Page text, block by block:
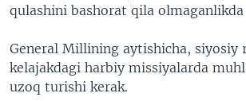
qulashini bashorat qila olmaganlikda
General Millining aytishicha, siyosiy
kelajakdagi harbiy missiyalarda
uzoq turishi kerak.